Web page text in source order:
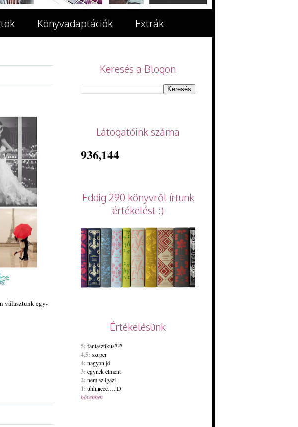
Könyvadaptációk Extrák
választunk egy-
Keresés a Blogon
Látogatóink száma
936,144
Eddig 290 könyvről írtunk
értékelést :)
Értékelésünk
5: fantasztikus*-*
4,5: szuper
4: nagyon jó
3: egynek elment
2: nem az igazi
1: uhh,neee….:D
bővebben